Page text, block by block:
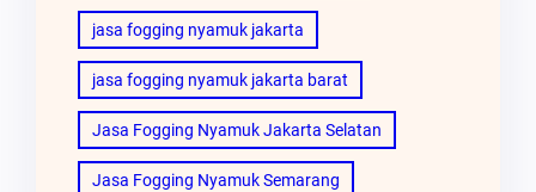
jasa fogging nyamuk jakarta
jasa fogging nyamuk jakarta barat
Jasa Fogging Nyamuk Jakarta Selatan
Jasa Fogging Nyamuk Semarang